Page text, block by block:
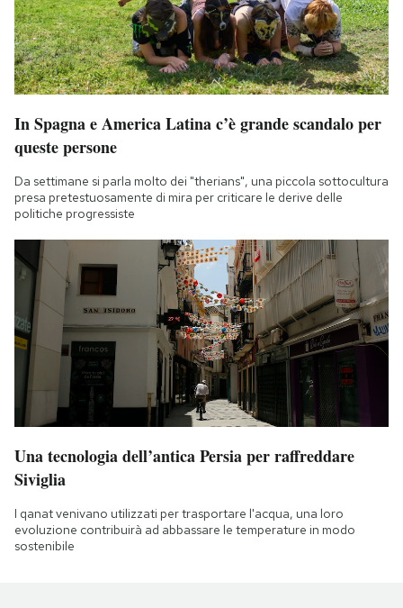
In Spagna e America Latina c’è grande scandalo per
queste persone
Da settimane si parla molto dei "therians", una piccola sottocultura
presa pretestuosamente di mira per criticare le derive delle
politiche progressiste
Una tecnologia dell’antica Persia per raffreddare
Siviglia
I qanat venivano utilizzati per trasportare l'acqua, una loro
evoluzione contribuirà ad abbassare le temperature in modo
sostenibile